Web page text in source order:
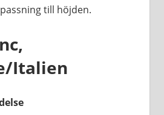
till höjden.
Italien